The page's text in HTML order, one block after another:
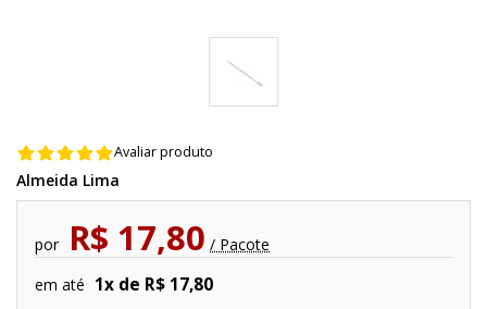
Avaliar produto
Almeida Lima
por R$ 17,80 / Pacote
em até 1x de R$ 17,80